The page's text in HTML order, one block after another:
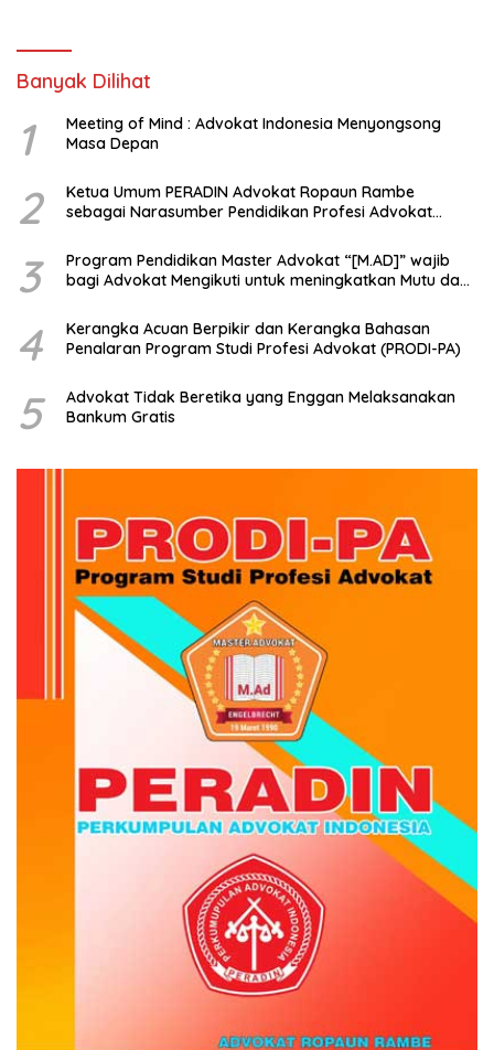
Banyak Dilihat
1
Meeting of Mind : Advokat Indonesia Menyongsong
Masa Depan
2
Ketua Umum PERADIN Advokat Ropaun Rambe
sebagai Narasumber Pendidikan Profesi Advokat
dengan Universitas
3
Program Pendidikan Master Advokat “[M.AD]” wajib
bagi Advokat Mengikuti untuk meningkatkan Mutu dan
4
Kerangka Acuan Berpikir dan Kerangka Bahasan
Penalaran Program Studi Profesi Advokat (PRODI-PA)
5
Advokat Tidak Beretika yang Enggan Melaksanakan
Bankum Gratis